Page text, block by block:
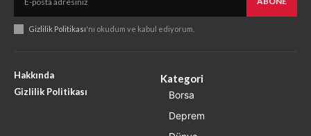
Gizlilik Politikası'nı okudum ve kabul ediyorum.
Hakkında
Gizlilik Politikası
Kategori
Borsa
Deprem